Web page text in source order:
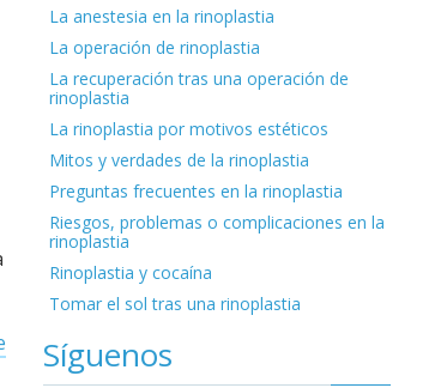
La anestesia en la rinoplastia
La operación de rinoplastia
La recuperación tras una operación de
rinoplastia
La rinoplastia por motivos estéticos
Mitos y verdades de la rinoplastia
Preguntas frecuentes en la rinoplastia
Riesgos, problemas o complicaciones en la
rinoplastia
Rinoplastia y cocaína
Tomar el sol tras una rinoplastia
Síguenos